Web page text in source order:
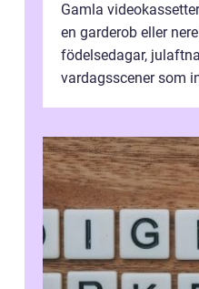
Gamla
en garderob eller
födelsedagar,
vardagsscener som